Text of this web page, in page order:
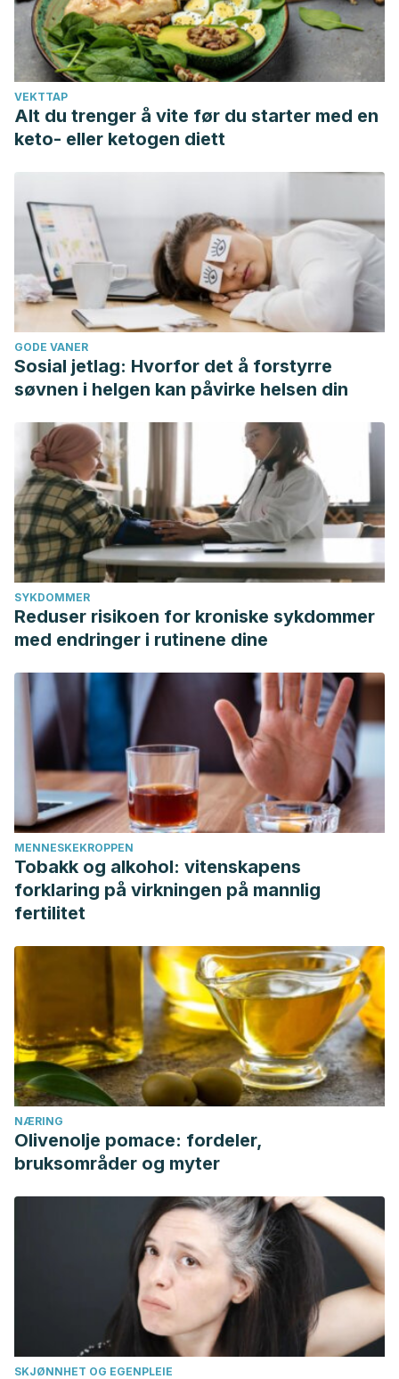
352-357.
https://www.sciencedirect.com/science/article/abs/pii/
VEKTTAP
Alt du trenger å vite før du starter med en
keto- eller ketogen diett
GODE VANER
Sosial jetlag: Hvorfor det å forstyrre
søvnen i helgen kan påvirke helsen din
SYKDOMMER
Reduser risikoen for kroniske sykdommer
med endringer i rutinene dine
MENNESKEKROPPEN
Tobakk og alkohol: vitenskapens
forklaring på virkningen på mannlig
fertilitet
NÆRING
Olivenolje pomace: fordeler,
bruksområder og myter
SKJØNNHET OG EGENPLEIE